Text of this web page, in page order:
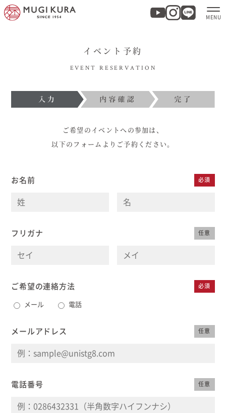
実例集・お客様の声
家づくりについて
むぎくらについて
イベント予約
EVENT RESERVATION
ご希望のイベントへの参加は、
以下のフォームよりご予約ください。
お名前 必須
フリガナ 任意
ご希望の連絡方法 必須
メール 電話
メールアドレス 任意
電話番号 任意